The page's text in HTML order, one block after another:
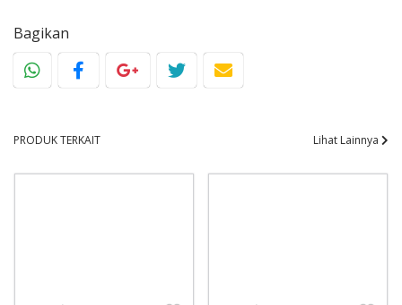
Bagikan
PRODUK TERKAIT Lihat Lainnya